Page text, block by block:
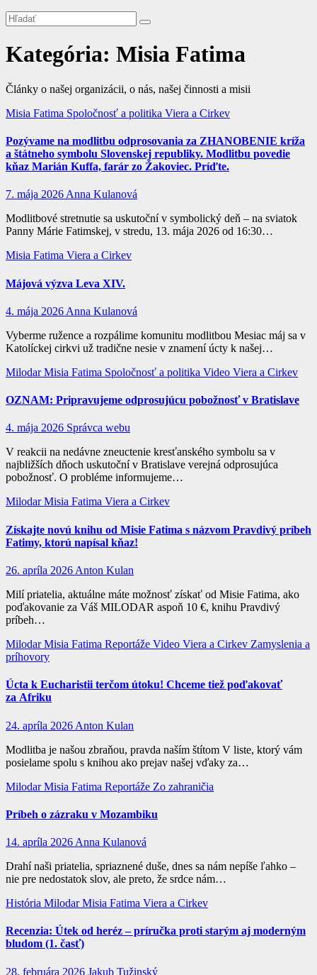
Kategória: Misia Fatima
Články o našej organizácii, o nás, našej činnosti a misii
Misia Fatima Spoločnosť a politika Viera a Cirkev
Pozývame na modlitbu odprosovania za ZHANOBENIE kríža
a štátneho symbolu Slovenskej republiky. Modlitbu povedie
kňaz Marián Kuffa, farár zo Žakoviec. Príďte.
7. mája 2026Anna Kulanová
Modlitbové stretnutie sa uskutoční v symbolický deň – na sviatok
Panny Márie Fatimskej, v stredu, 13. mája 2026 od 16:30…
Misia Fatima Viera a Cirkev
Májová výzva Leva XIV.
4. mája 2026 Anna Kulanová
Vyberme ružence a rozpálime komunitu modlitbou Mesiac máj sa v
Katolíckej cirkvi už tradične nesie v znamení úcty k našej…
MilodarMisia Fatima Spoločnosť a politika Video Viera a Cirkev
OZNAM: Pripravujeme odprosujúcu pobožnosť v Bratislave
4. mája 2026 Správca webu
V reakcii na nedávne zneuctenie kresťanského symbolu sa v
najbližších dňoch uskutoční v Bratislave verejná odprosujúca
pobožnosť. O probléme informujeme…
MilodarMisia Fatima Viera a Cirkev
Získajte novú knihu od Misie Fatima s názvom Pravdivý príbeh
Fatimy, ktorú napísal kňaz!
26. apríla 2026 Anton Kulan
Milí priatelia, aktuálne máte možnosť získať od Misie Fatima, ako
poďakovanie za Váš MILODAR aspoň 10 €, knihu Pravdivý
príbeh…
MilodarMisia Fatima Reportáže Video Viera a Cirkev Zamyslenia a
príhovory
Úcta k Eucharistii terčom útoku! Chceme tiež poďakovať
za Afriku
24. apríla 2026 Anton Kulan
Modlitba je našou zbraňou, pravda naším štítom V liste, ktorý vám
posielame spolu s knihou ako prejav našej vďaky za…
MilodarMisia Fatima Reportáže Zo zahraničia
Príbeh o zázraku v Mozambiku
14. apríla 2026 Anna Kulanová
Drahí naši priatelia, spriaznené duše, dnes sa nám nepíše ľahko –
nie pre nedostatok slov, ale preto, že srdce nám…
História MilodarMisia Fatima Viera a Cirkev
Recenzia: Útek od heréz – príručka proti starým aj moderným
bludom (1. časť)
28. februára 2026 Jakub Tužinský